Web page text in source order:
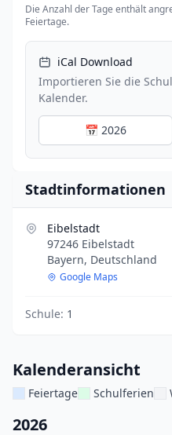
Die Anzahl der Tage enthält
Feiertage.
iCal Download
Importieren Sie die
Kalender.
📅 2026
Stadtinformationen
Eibelstadt
97246 Eibelstadt
Bayern, Deutschland
Google Maps
Schule: 1
Kalenderansicht
Feiertage Schulferien
2026